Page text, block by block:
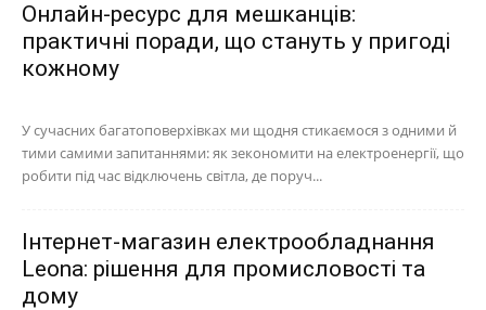
Онлайн-ресурс для мешканців:
практичні поради, що стануть у пригоді
кожному
У сучасних багатоповерхівках ми щодня стикаємося з одними й
тими самими запитаннями: як зекономити на електроенергії, що
робити під час відключень світла, де поруч...
Інтернет-магазин електрообладнання
Leona: рішення для промисловості та
дому